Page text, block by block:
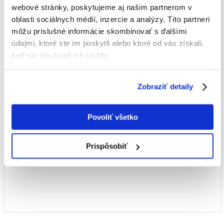
webové stránky, poskytujeme aj našim partnerom v
oblasti sociálnych médií, inzercie a analýzy. Títo partneri
môžu príslušné informácie skombinovať s ďalšími
údajmi, ktoré ste im poskytli alebo ktoré od vás získali,
keď ste používali ich služby.
Zobraziť detaily
Povoliť všetko
Prispôsobiť